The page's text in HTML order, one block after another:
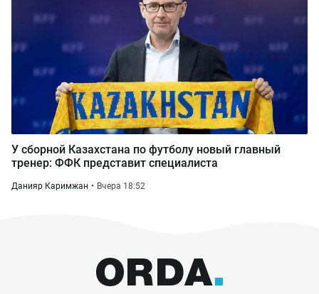
У сборной Казахстана по футболу новый главный
тренер: ФФК представит специалиста
Данияр Каримжан Вчера 18:52